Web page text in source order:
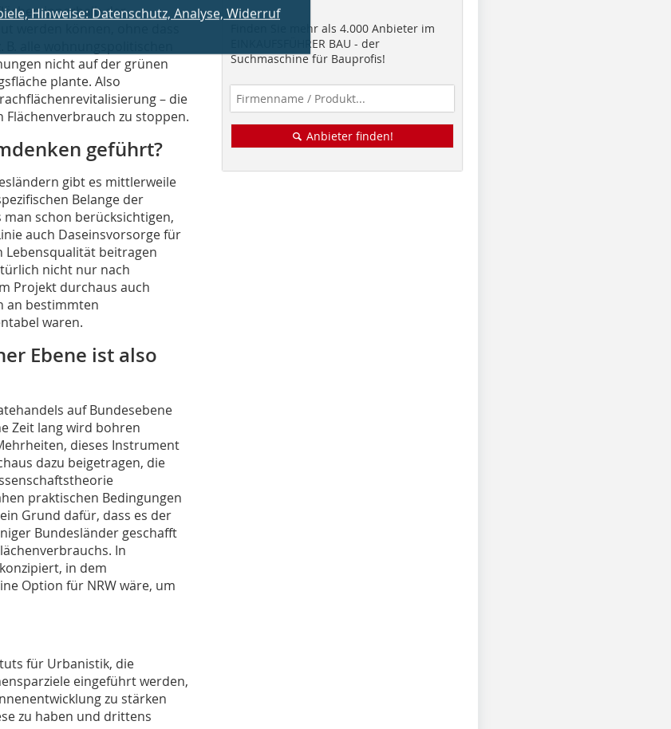
innerhalb der
werden können, ohne dass
alle wohnungspolitischen
nicht auf der grünen
plante. Also
– die
zu stoppen.
geführt?
gibt es mittlerweile
Belange der
schon berücksichtigen,
auch Daseinsvorsorge für
Lebensqualität beitragen
nicht nur nach
Projekt durchaus auch
an bestimmten
waren.
Ebene ist also
auf Bundesebene
Zeit lang wird bohren
dieses Instrument
dazu beigetragen, die
praktischen Bedingungen
Grund dafür, dass es der
Bundesländer geschafft
In
in dem
Option für NRW wäre, um
für Urbanistik, die
eingeführt werden,
zu stärken
zu haben und drittens
Finden Sie mehr als 4.000 Anbieter im
EINKAUFSFÜHRER BAU - der
Suchmaschine für Bauprofis!
Anbieter finden!